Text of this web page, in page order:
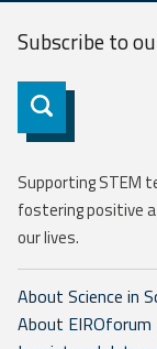
Subscribe to
Subscribe
Supporting STEM
fostering positive
our lives.
About Science in
About EIROforum